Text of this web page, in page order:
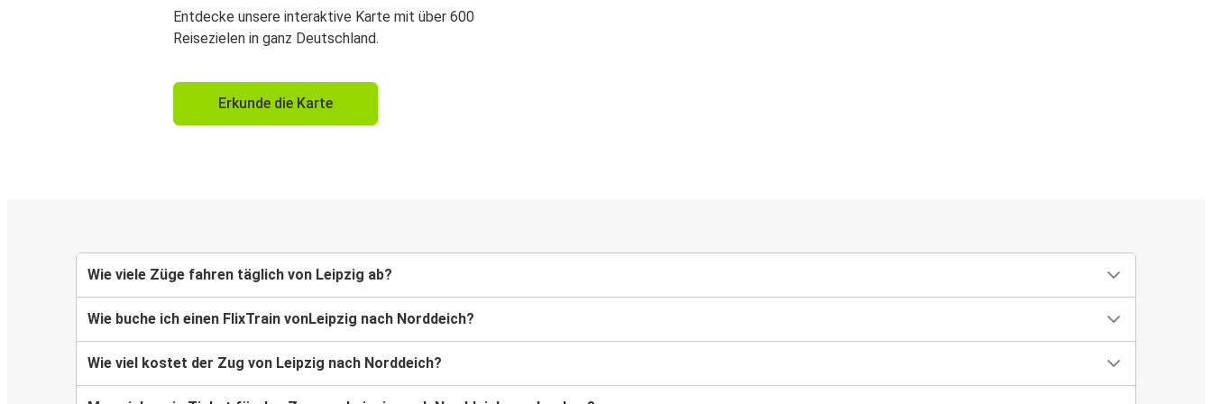
Entdecke unsere interaktive Karte mit über 600
Reisezielen in ganz Deutschland.
Erkunde die Karte
Wie viele Züge fahren täglich von Leipzig ab?
Wie buche ich einen FlixTrain vonLeipzig nach Norddeich?
Wie viel kostet der Zug von Leipzig nach Norddeich?